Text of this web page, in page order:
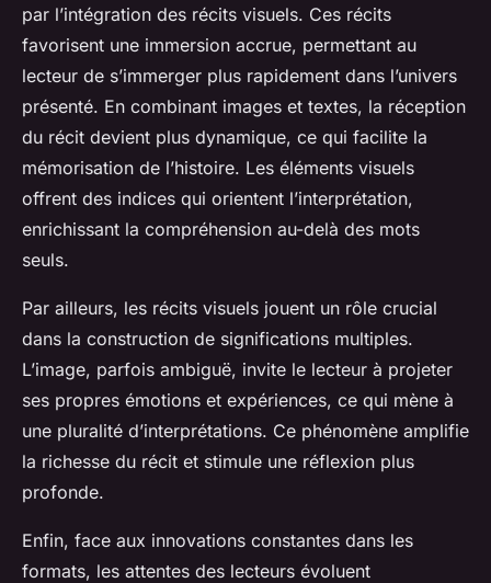
par l’intégration des récits visuels. Ces récits
favorisent une immersion accrue, permettant au
lecteur de s’immerger plus rapidement dans l’univers
présenté. En combinant images et textes, la réception
du récit devient plus dynamique, ce qui facilite la
mémorisation de l’histoire. Les éléments visuels
offrent des indices qui orientent l’interprétation,
enrichissant la compréhension au-delà des mots
seuls.
Par ailleurs, les récits visuels jouent un rôle crucial
dans la construction de significations multiples.
L’image, parfois ambiguë, invite le lecteur à projeter
ses propres émotions et expériences, ce qui mène à
une pluralité d’interprétations. Ce phénomène amplifie
la richesse du récit et stimule une réflexion plus
profonde.
Enfin, face aux innovations constantes dans les
formats, les attentes des lecteurs évoluent